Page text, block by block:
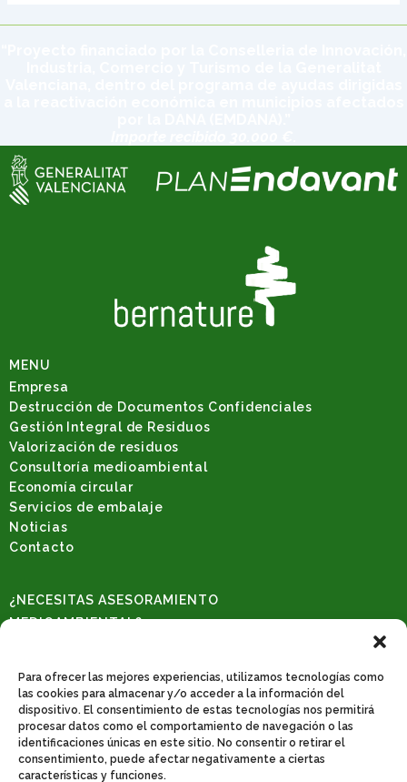
Para ofrecer las mejores experiencias, utilizamos tecnologías como
las cookies para almacenar y/o acceder a la información del
dispositivo. El consentimiento de estas tecnologías nos permitirá
procesar datos como el comportamiento de navegación o las
identificaciones únicas en este sitio. No consentir o retirar el
consentimiento, puede afectar negativamente a ciertas
características y funciones.
MENU
Empresa
Destrucción de Documentos Confidenciales
Gestión Integral de Residuos
Valorización de residuos
Consultoría medioambiental
Economía circular
Servicios de embalaje
Noticias
Contacto
¿NECESITAS ASESORAMIENTO
MEDIOAMBIENTAL?
REDES SOCIALES
CONTACTO
Poligono industrial de catarroja. C/31, nº 522. 46470 Catarroja-Valencia.